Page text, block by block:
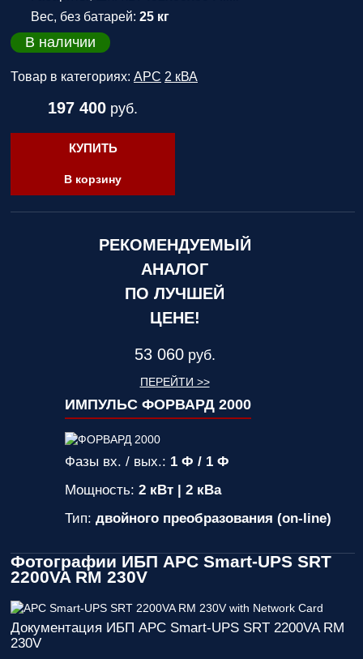
Вес, без батарей: 25 кг
В наличии
Товар в категориях: APC 2 кВА
197 400 руб.
КУПИТЬ
В корзину
РЕКОМЕНДУЕМЫЙ
АНАЛОГ
ПО ЛУЧШЕЙ
ЦЕНЕ!
53 060 руб.
ПЕРЕЙТИ >>
ИМПУЛЬС ФОРВАРД 2000
Фазы вх. / вых.: 1 Ф / 1 Ф
Мощность:2 кВт | 2 кВа
Тип:двойного преобразования (on-line)
Фотографии ИБП APC Smart-UPS SRT
2200VA RM 230V
Документация ИБП APC Smart-UPS SRT 2200VA RM
230V